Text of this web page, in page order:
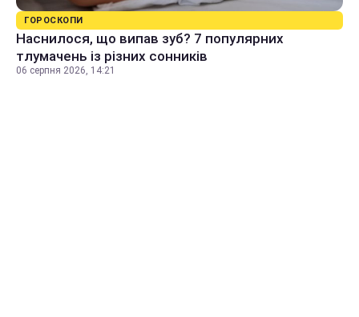
ГОРОСКОПИ
Наснилося, що випав зуб? 7 популярних
тлумачень із різних сонників
06 серпня 2026, 14:21